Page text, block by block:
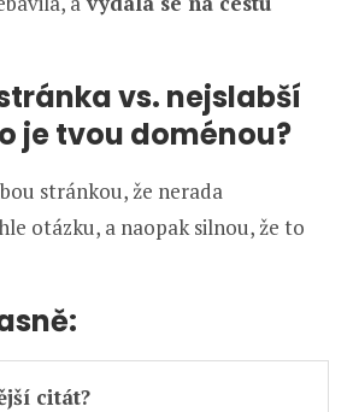
vs. nejslabší
je tvou doménou?
stránkou, že nerada
otázku, a naopak silnou, že to
citát?